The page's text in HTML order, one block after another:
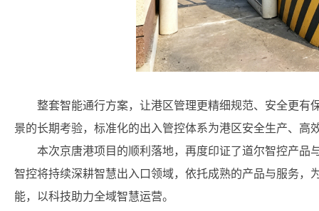
整套智能通行方案，让港区管理更精细规范、安全更有
景的长期考验，标准化的出入管控体系为港区安全生产、
本次京唐港项目的顺利落地，再度印证了道尔智控产品
智控将持续深耕智慧出入口领域，依托成熟的产品与服务，
能，以科技助力全域智慧运营。